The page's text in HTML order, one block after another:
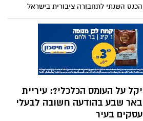
הכנס השנתי לתחבורה ציבורית בישראל
נפתח באילת, ועסק בין היתר בסוגיית
האלימות בכבישים, במחסור בנהגים ובשלל
נושאים נוספים: "הגים קמים בבוקר לשרת את
הציבור ומוצאים את עצמם חסרי אונים כי אין
לנו גב''
יקל על העומס הכלכלי?: עיריית
באר שבע בהודעה חשובה לבעלי
עסקים בעיר